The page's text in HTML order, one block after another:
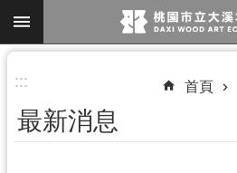
跳到主要內容區塊
搜
尋
::: 首頁
最新消息